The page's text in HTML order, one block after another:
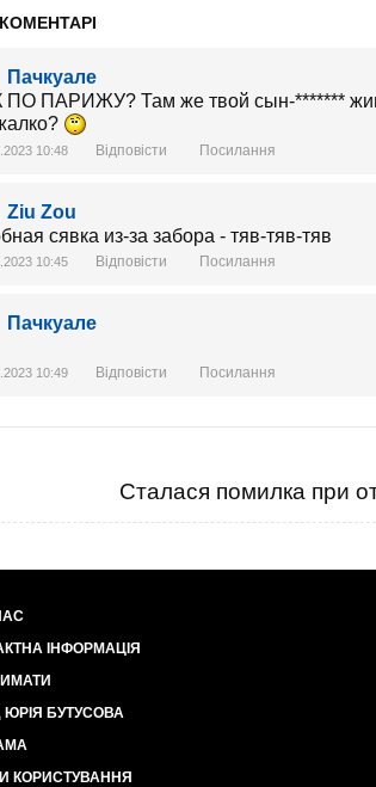
Пачкуале
ПО ПАРИЖУ? Там же твой сын-*******
10:48 Відповісти Посилання
Ziu Zou
сявка из-за забора - тяв-тяв-тяв
10:45 Відповісти Посилання
Пачкуале
10:49 Відповісти Посилання
Сталася помилка при
ІНФОРМАЦІЯ
БУТУСОВА
КОРИСТУВАННЯ